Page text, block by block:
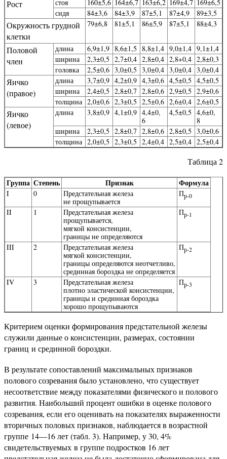
Рост стоя 160±5,6 164±6,7 163±6,2 169±4,7 169±6,5
сидя
84±3,6 84±3,9 87±5,1 87±4,9 89±3,5
Окружность грудной
клетки
79±6,8 81±5,1 86±5,9 87±5,1 88±4,3
Половой
член
длина 6,9±1,9 8,6±1,5 8,8±1,4 9,0±1,4 9,1±1,4
ширина
2,3±0,5 2,7±0,4 2,8±0,4 2,8+0,4 2,8±0,3
головка
2,5±0,6 3,0±0,5 3,0±0,4 3,0±0,4 3,0±0,4
Яичко
(правое)
длина 3,7±0,9 4,2±0,9 4,3±0,6 4,5±0,5 4,5±0,5
ширина
2,4±0,5 2,8±0,7 2,8±0,6 2,9±0,5 2,9±0,6
толщина 2,0±0,6 2,3±0,5 2,5±0,6 2,6±0,4 2,6±0,5
Яичко
(левое)
длина 3,8±0,9 4,1±0,9 4,4±0,
6
4,5±0,5 4,6±0,
8
ширина
2,3±0,5 2,8±0,7 2,8±0,6 2,8±0,5 3,0±0,6
толщина 2,0±0,5 2,3±0,5 2,4±0,4 2,5±0,4 2,5±0,4
Таблица 2
Группа Степень Признак Формула
I 0
Предстательная железа
не прощупывается
Пр-0
II 1
Предстательная железа
прощупывается,
мягкой консистенции,
границы не определяются
Пр-1
III 2
Предстательная железа
мягкой консистенции,
границы определяются неотчетливо,
срединная бороздка не определяется
Пр-2
IV 3
Предстательная железа
плотно эластической консистенции,
границы и срединная бороздка
хорошо прощупываются
Пр-3
Критерием оценки формирования предстательной железы
служили данные о консистенции, размерах, состоянии
границ и срединной бороздки.
В результате сопоставлений максимальных признаков
полового созревания было установлено, что существует
несоответствие между показателями физического и полового
развития. Наибольший процент ошибки в оценке полового
созревания, если его оценивать на показателях выраженности
вторичных половых признаков, наблюдается в возрастной
группе 14—16 лет (табл. 3). Например, у 30, 4%
свидетельствуемых в группе подростков 16 лет